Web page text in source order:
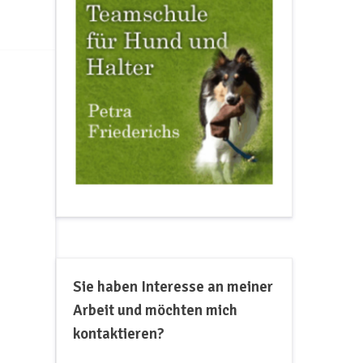
Sie haben Interesse an meiner
Arbeit und möchten mich
kontaktieren?